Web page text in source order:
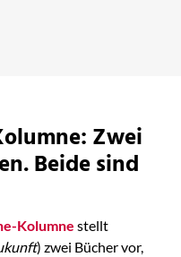
Zwei
Beide sind
Kolumne stellt
) zwei Bücher vor,